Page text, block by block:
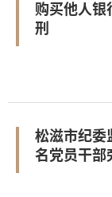
购买他人银
刑
松滋市纪委
名党员干部